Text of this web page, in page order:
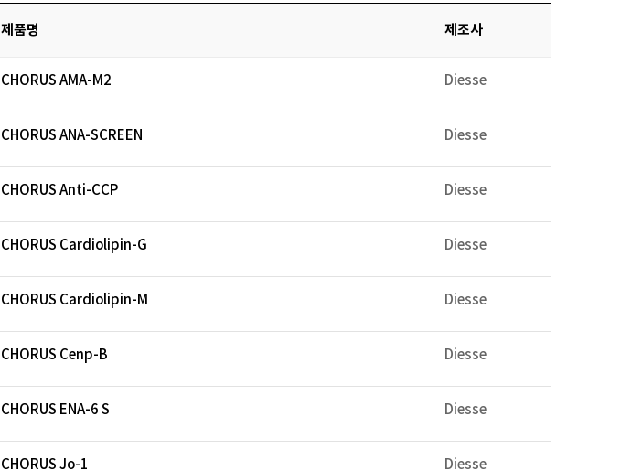
제품명 제조사
CHORUS AMA-M2 Diesse
CHORUS ANA-SCREEN Diesse
CHORUS Anti-CCP Diesse
CHORUS Cardiolipin-G Diesse
CHORUS Cardiolipin-M Diesse
CHORUS Cenp-B Diesse
CHORUS ENA-6 S Diesse
CHORUS Jo-1 Diesse